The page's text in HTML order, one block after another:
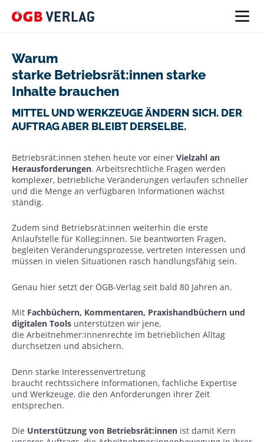
Warum
starke Betriebsrät:innen starke
Inhalte brauchen
MITTEL UND WERKZEUGE ÄNDERN SICH. DER
AUFTRAG ABER BLEIBT DERSELBE.
Betriebsrät:innen stehen heute vor einer Vielzahl an
Herausforderungen. Arbeitsrechtliche Fragen werden
komplexer, betriebliche Veränderungen verlaufen schneller
und die Menge an verfügbaren Informationen wächst
ständig.
Zudem sind Betriebsrät:innen weiterhin die erste
Anlaufstelle für Kolleg:innen. Sie beantworten Fragen,
begleiten Veränderungsprozesse, vertreten Interessen und
müssen in vielen Situationen rasch handlungsfähig sein.
Genau hier setzt der ÖGB-Verlag seit bald 80 Jahren an.
Mit Fachbüchern, Kommentaren, Praxishandbüchern und
digitalen Tools unterstützen wir jene,
die Arbeitnehmer:innenrechte im betrieblichen Alltag
durchsetzen und absichern.
Denn starke Interessenvertretung
braucht rechtssichere Informationen, fachliche Expertise
und Werkzeuge, die den Anforderungen ihrer Zeit
entsprechen.
Die Unterstützung von Betriebsrät:innen ist damit Kern